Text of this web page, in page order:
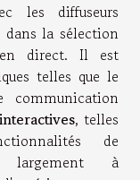
les diffuseurs
la sélection
en direct. Il est
telles que le
communication
, telles
de
largement à